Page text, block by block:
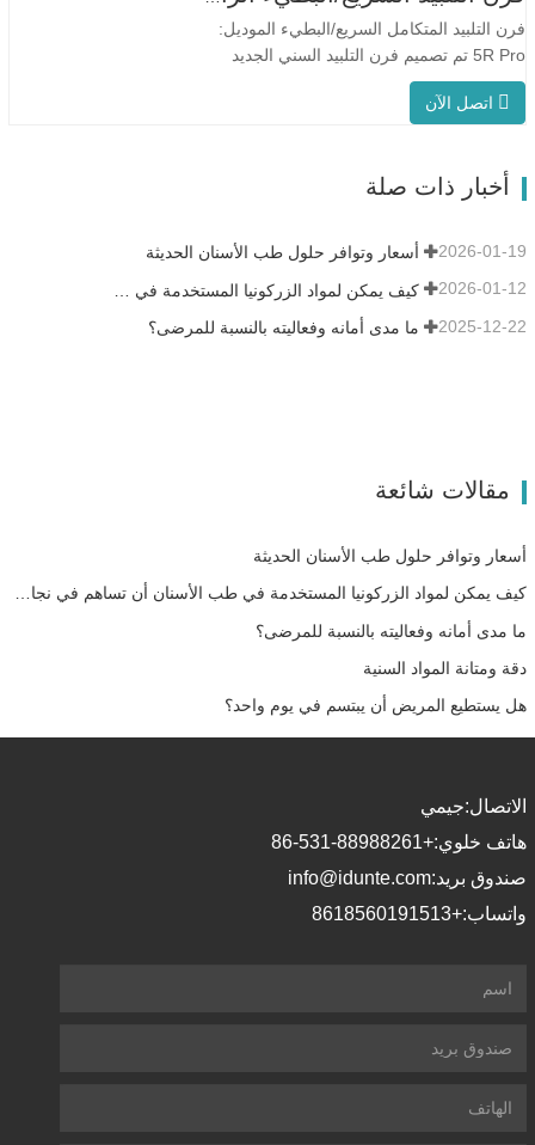
تلبيد متسقة. يُعد جهاز F5 Pro مثاليًا
للاستخدام…
فرن التلبيد المتكامل السريع/البطيء الموديل:
5R Pro تم تصميم فرن التلبيد السني الجديد
خصيصًا لطب الأسنان، مع وقت إطلاق سريع
يصل إلى 90 دقيقة. إنه أكثر ذكاءً وكفاءةً، مما
تاجًا في 90 دقيقة على الأكثر.…
اتصل الآن
أخبار ذات صلة
أسعار وتوافر حلول طب الأسنان الحديثة 2026-01-19
2026-01-12
ما مدى أمانه وفعاليته بالنسبة للمرضى؟ 2025-12-22
مقالات شائعة
أسعار وتوافر حلول طب الأسنان الحديثة
كيف يمكن لمواد الزركونيا المستخدمة في طب الأسنان أن تساهم في نجاحك؟
ما مدى أمانه وفعاليته بالنسبة للمرضى؟
دقة ومتانة المواد السنية
هل يستطيع المريض أن يبتسم في يوم واحد؟
الاتصال:جيمي
هاتف خلوي:+86-531-88988261
صندوق بريد:info@idunte.com
واتساب:+8618560191513